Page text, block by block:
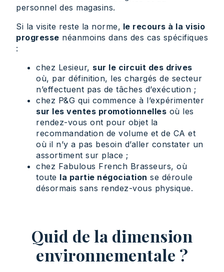
personnel des magasins.
Si la visite reste la norme, le recours à la visio
progresse néanmoins dans des cas spécifiques
:
chez Lesieur, sur le circuit des drives
où, par définition, les chargés de secteur
n’effectuent pas de tâches d’exécution ;
chez P&G qui commence à l’expérimenter
sur les ventes promotionnelles où les
rendez-vous ont pour objet la
recommandation de volume et de CA et
où il n’y a pas besoin d’aller constater un
assortiment sur place ;
chez Fabulous French Brasseurs, où
toute la partie négociation se déroule
désormais sans rendez-vous physique.
Quid de la dimension
environnementale ?